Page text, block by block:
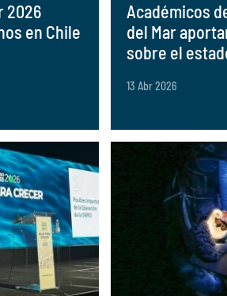
2026
en Chile
Académicos
del Mar
sobre el
13 Abr 2026